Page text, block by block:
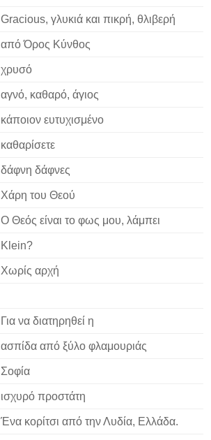
Gracious, γλυκιά και πικρή, θλιβερή
από Όρος Κύνθος
χρυσό
αγνό, καθαρό, άγιος
κάποιον ευτυχισμένο
καθαρίσετε
δάφνη δάφνες
Χάρη του Θεού
Ο Θεός είναι το φως μου, λάμπει
Klein?
Χωρίς αρχή
Για να διατηρηθεί η
ασπίδα από ξύλο φλαμουριάς
Σοφία
ισχυρό προστάτη
Ένα κορίτσι από την Λυδία, Ελλάδα.